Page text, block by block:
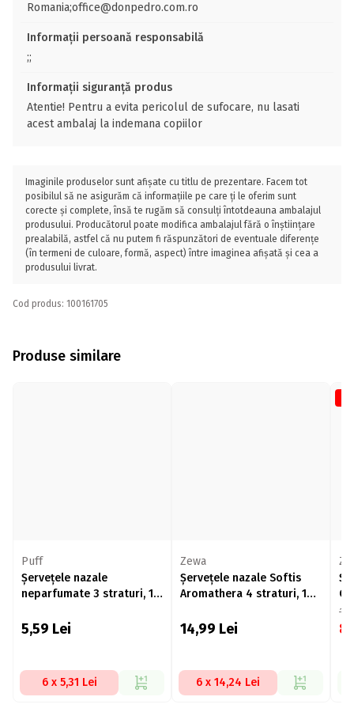
Romania;office@donpedro.com.ro
Informații persoană responsabilă
;;
Informații siguranță produs
Atentie! Pentru a evita pericolul de sufocare, nu lasati
acest ambalaj la indemana copiilor
Imaginile produselor sunt afișate cu titlu de prezentare. Facem tot
posibilul să ne asigurăm că informațiile pe care ți le oferim sunt
corecte și complete, însă te rugăm să consulți întotdeauna ambalajul
produsului. Producătorul poate modifica ambalajul fără o înștiințare
prealabilă, astfel că nu putem fi răspunzători de eventuale diferențe
(în termeni de culoare, formă, aspect) între imaginea afișată și cea a
produsului livrat.
Cod produs: 100161705
Produse similare
Puff
Șervețele nazale
neparfumate 3 straturi, 10
5,59 Lei
6 x 5,31 Lei
Zewa
Șervețele nazale Softis
Aromathera 4 straturi, 10
14,99 Lei
6 x 14,24 Lei